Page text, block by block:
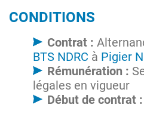
CONDITIONS
Contrat :
BTS NDRC à Pigier
Rémunération :
légales en vigueur
Début de contrat :